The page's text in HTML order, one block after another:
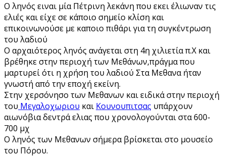
Ο ληνός ειναι μία Πέτρινη λεκάνη που εκει έλιωναν τις
ελιές και είχε σε κάποιο σημείο κλίση και
επικοινωνούσε με καποιο πιθάρι για τη συγκέντρωση
του λαδιού
Ο αρχαιότερος ληνός ανάγεται στη 4η χιλιετία π.Χ και
βρέθηκε στην περιοχή των Μεθάνων,πράγμα που
μαρτυρεί ότι η χρήση του λαδιού Στα Μεθανα ήταν
γνωστή από την εποχή εκείνη.
Στην χερσόνησο των Μεθανων και ειδικά στην περιοχή
του Μεγαλοχωριου και Κουνουπιτσας υπάρχουν
αιωνόβια δεντρά ελιας που χρονολογούνται στα 600-
700 μχ
Ο ληνός των Μεθανων σήμερα βρίσκεται στο μουσείο
του Πόρου.